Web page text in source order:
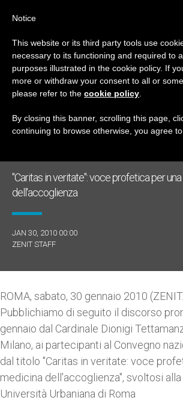
GIORNO
Gennaio
ULTIME NOTIZIE
"Caritas in veritate": voce profetica per
dell'accoglienza
JAN 30, 2010 00:00
ZENIT STAFF
ROMA, sabato, 30 gennaio 2010
Pubblichiamo di seguito il discorso
gennaio dal Cardinale Dionigi
Milano, ai partecipanti al Convegno
dal titolo "Caritas in veritate: voce
medicina dell'accoglienza", svoltosi
Università Urbaniana di Roma
Notice
This website or its third party tools use
necessary to its functioning and required to
purposes illustrated in the cookie policy. If
more or withdraw your consent to all or
please refer to the cookie policy
By closing this banner, scrolling this page,
continuing to browse otherwise, you agree